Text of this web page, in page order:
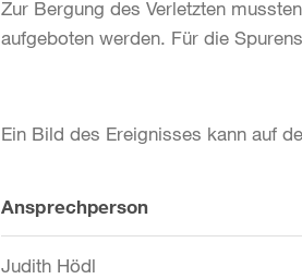
Zur Bergung des Verletzten
aufgeboten werden. Für die
Ein Bild des Ereignisses kann auf
Weitere
Informationen
Ansprechperson
Judith Hödl